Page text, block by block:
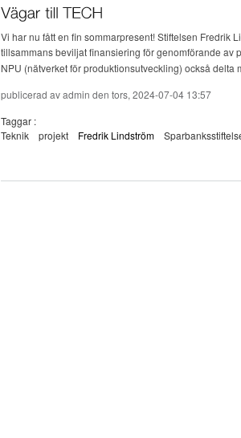
Vi har nu fått en fin sommarpresent! Stiftelsen Fredrik
tillsammans beviljat finansiering för genomförande av
NPU (nätverket för produktionsutveckling) också delta
publicerad avadmin den tors, 2024-07-04 13:57
Taggar :
Teknik
projekt Fredrik Lindström